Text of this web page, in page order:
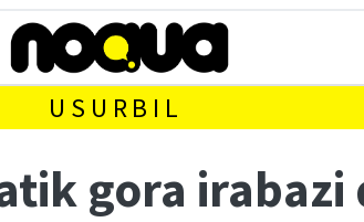
USURBIL
gora